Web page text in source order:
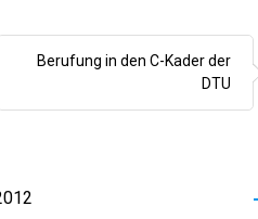
Berufung in den C-Kader der
DTU